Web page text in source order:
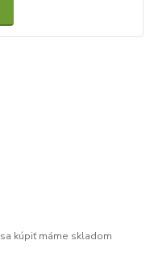
kúpiť máme skladom